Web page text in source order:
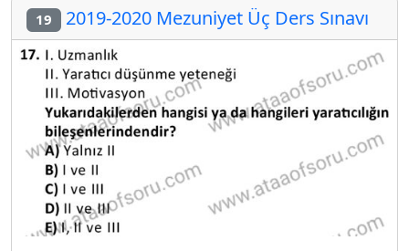
19 2019-2020 Mezuniyet Üç Ders Sınavı